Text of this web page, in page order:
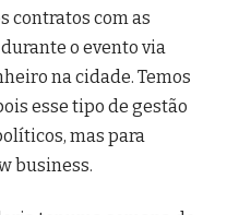
contratos com as
o evento via
na cidade. Temos
esse tipo de gestão
mas para
business.